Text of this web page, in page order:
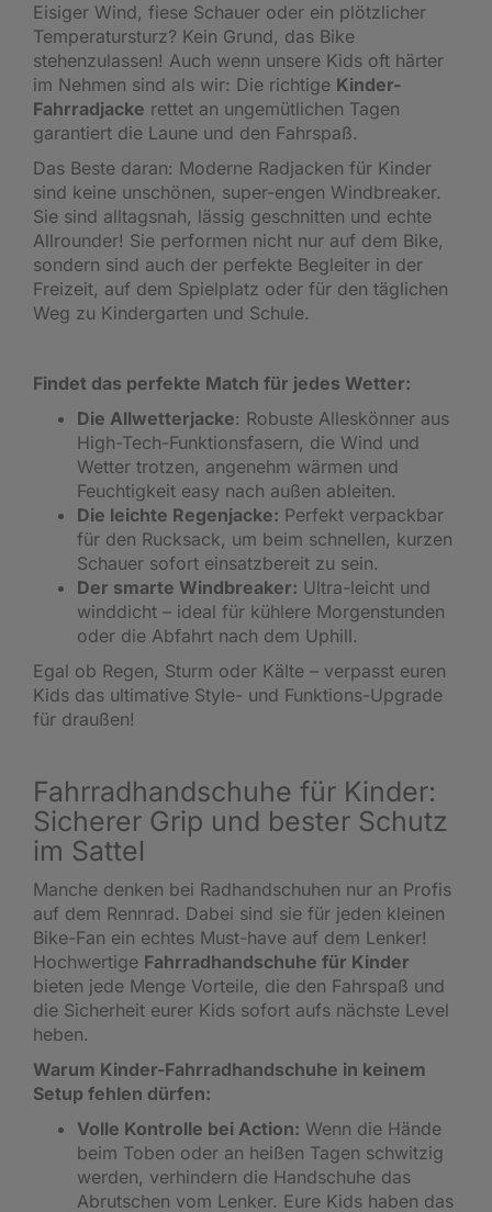
Eisiger Wind, fiese Schauer oder ein plötzlicher
Temperatursturz? Kein Grund, das Bike
stehenzulassen! Auch wenn unsere Kids oft härter
im Nehmen sind als wir: Die richtige Kinder-
Fahrradjacke rettet an ungemütlichen Tagen
garantiert die Laune und den Fahrspaß.
Das Beste daran: Moderne Radjacken für Kinder
sind keine unschönen, super-engen Windbreaker.
Sie sind alltagsnah, lässig geschnitten und echte
Allrounder! Sie performen nicht nur auf dem Bike,
sondern sind auch der perfekte Begleiter in der
Freizeit, auf dem Spielplatz oder für den täglichen
Weg zu Kindergarten und Schule.
Findet das perfekte Match für jedes Wetter:
Die Allwetterjacke: Robuste Alleskönner aus
High-Tech-Funktionsfasern, die Wind und
Wetter trotzen, angenehm wärmen und
Feuchtigkeit easy nach außen ableiten.
Die leichte Regenjacke: Perfekt verpackbar
für den Rucksack, um beim schnellen, kurzen
Schauer sofort einsatzbereit zu sein.
Der smarte Windbreaker: Ultra-leicht und
winddicht – ideal für kühlere Morgenstunden
oder die Abfahrt nach dem Uphill.
Egal ob Regen, Sturm oder Kälte – verpasst euren
Kids das ultimative Style- und Funktions-Upgrade
für draußen!
Fahrradhandschuhe für Kinder:
Sicherer Grip und bester Schutz
im Sattel
Manche denken bei Radhandschuhen nur an Profis
auf dem Rennrad. Dabei sind sie für jeden kleinen
Bike-Fan ein echtes Must-have auf dem Lenker!
Hochwertige Fahrradhandschuhe für Kinder
bieten jede Menge Vorteile, die den Fahrspaß und
die Sicherheit eurer Kids sofort aufs nächste Level
heben.
Warum Kinder-Fahrradhandschuhe in keinem
Setup fehlen dürfen:
Volle Kontrolle bei Action: Wenn die Hände
beim Toben oder an heißen Tagen schwitzig
werden, verhindern die Handschuhe das
Abrutschen vom Lenker. Eure Kids haben das